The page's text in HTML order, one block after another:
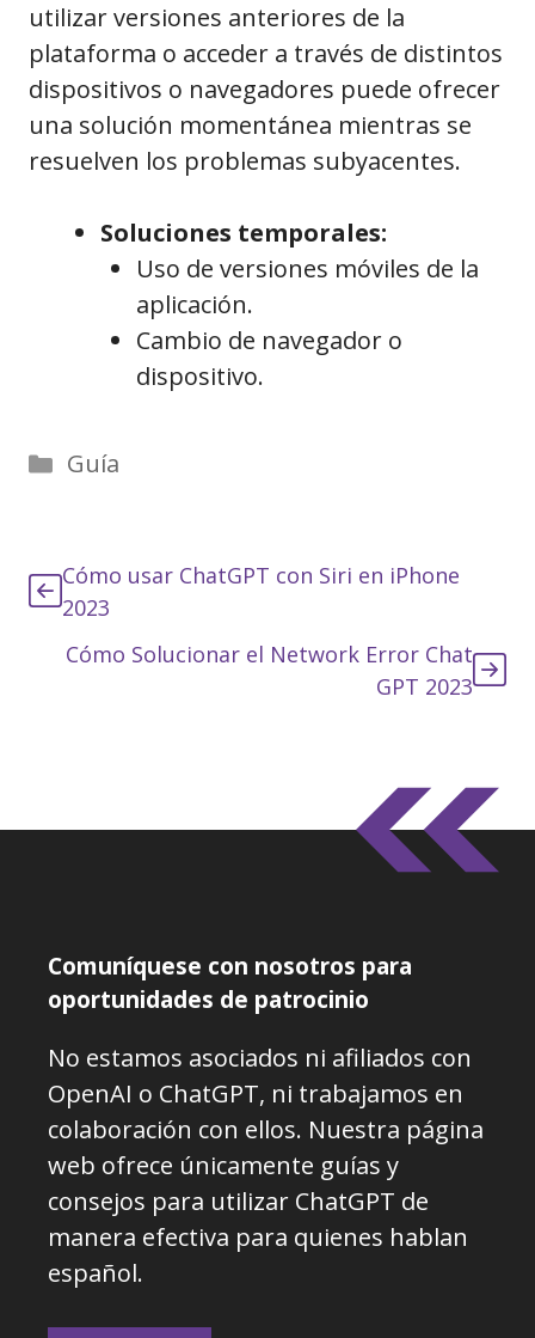
utilizar versiones anteriores de la
plataforma o acceder a través de distintos
dispositivos o navegadores puede ofrecer
una solución momentánea mientras se
resuelven los problemas subyacentes.
Soluciones temporales:
Uso de versiones móviles de la
aplicación.
Cambio de navegador o
dispositivo.
Categorías
Guía
Cómo usar ChatGPT con Siri en iPhone
2023
Cómo Solucionar el Network Error Chat
GPT 2023
Comuníquese con nosotros para
oportunidades de patrocinio
No estamos asociados ni afiliados con
OpenAI o ChatGPT, ni trabajamos en
colaboración con ellos. Nuestra página
web ofrece únicamente guías y
consejos para utilizar ChatGPT de
manera efectiva para quienes hablan
español.